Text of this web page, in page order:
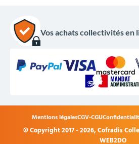
279,50 €
Vos achats collectivités en
© Copyright 2017 - 2026,Cofradis
WEB2DO
Mentions légalesCGV-CGU